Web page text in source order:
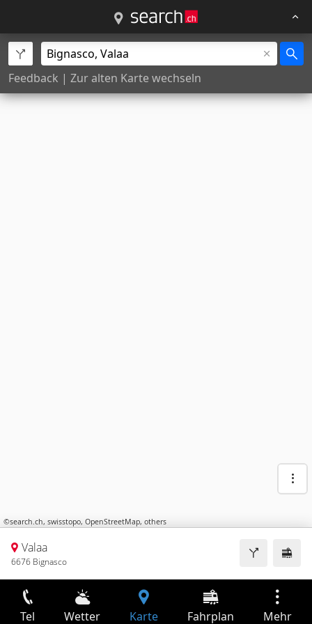
Feedback | Zur alten Karte wechseln
©search.ch, swisstopo, OpenStreetMap, others
Valaa
6676 Bignasco
Tel Wetter Karte Fahrplan Mehr